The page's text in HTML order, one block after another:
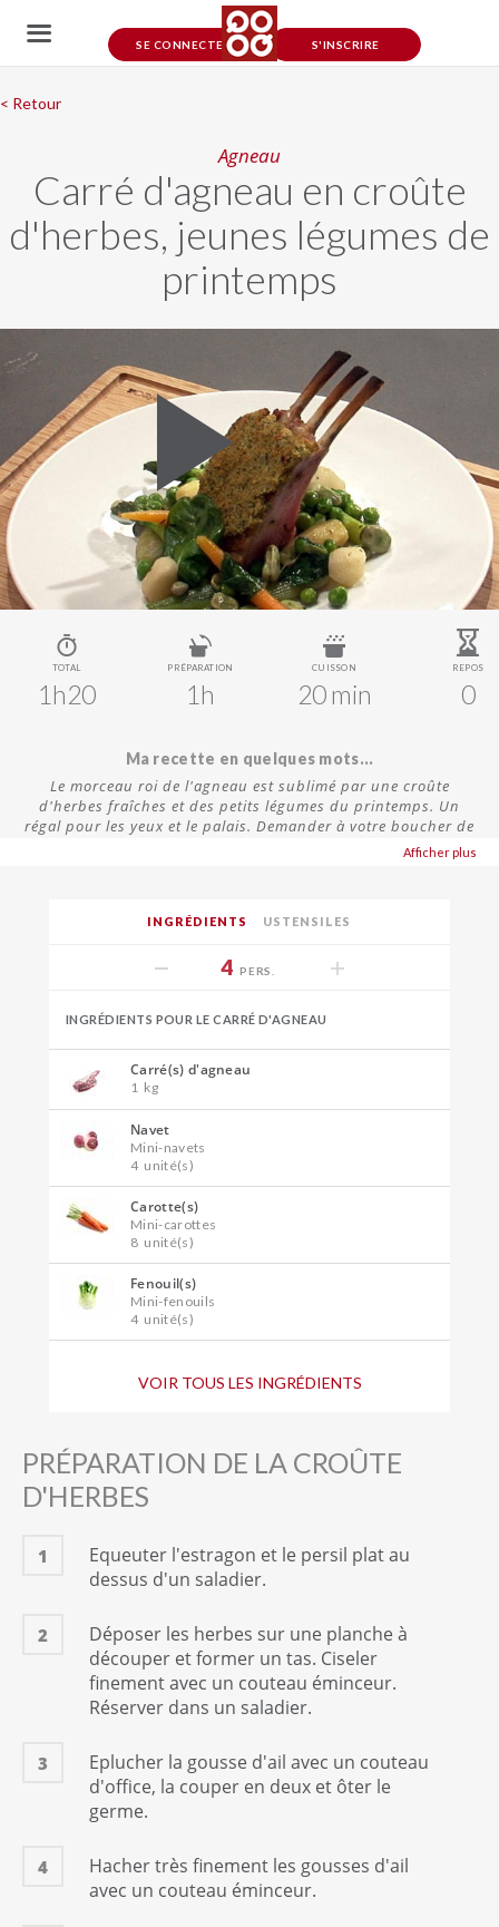
SE CONNECTER S'INSCRIRE
< Retour
Agneau
Carré d'agneau en croûte
d'herbes, jeunes légumes de
printemps
Play
Video
TOTAL
1h20
PRÉPARATION
1h
CUISSON
20 min
REPOS
0
Ma recette en quelques mots...
Le morceau roi de l'agneau est sublimé par une croûte
d'herbes fraîches et des petits légumes du printemps. Un
régal pour les yeux et le palais. Demander à votre boucher de
Afficher plus
INGRÉDIENTS USTENSILES
4 PERS.
INGRÉDIENTS POUR LE CARRÉ D'AGNEAU
Carré(s) d'agneau
1 kg
Navet
Mini-navets
4 unité(s)
Carotte(s)
Mini-carottes
8 unité(s)
Fenouil(s)
Mini-fenouils
4 unité(s)
Rattes
80 gramme(s)
Petits pois
Asperge(s) verte(s)
8 unité(s)
50 gramme(s)
Gousse(s) d'ail
unité(s)
1 branche(s)
Huile d'olive
5 cl
Gros sel
1 Quantité suffisante
VOIR TOUS LES INGRÉDIENTS
PRÉPARATION DE LA CROÛTE
D'HERBES
1
Equeuter l'estragon et le persil plat au
dessus d'un saladier.
2
Déposer les herbes sur une planche à
découper et former un tas. Ciseler
finement avec un couteau éminceur.
Réserver dans un saladier.
3
Eplucher la gousse d'ail avec un couteau
d'office, la couper en deux et ôter le
germe.
4
Hacher très finement les gousses d'ail
avec un couteau éminceur.